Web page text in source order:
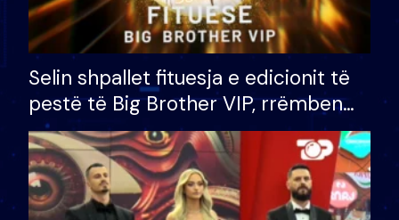
Selin shpallet fituesja e edicionit të
pestë të Big Brother VIP, rrëmben
çmimin e madh prej 100 mijë eurosh